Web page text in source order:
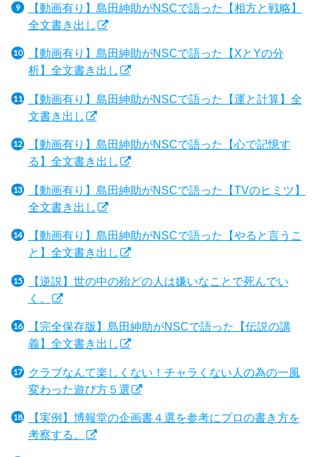
【動画有り】島田紳助がNSCで語った【相方と戦略】
全文書き出し
【動画有り】島田紳助がNSCで語った【XとYの分
析】全文書き出し
【動画有り】島田紳助がNSCで語った【運と計算】全
文書き出し
【動画有り】島田紳助がNSCで語った【心で記憶す
る】全文書き出し
【動画有り】島田紳助がNSCで語った【TVのヒミツ】
全文書き出し
【動画有り】島田紳助がNSCで語った【やると言うこ
と】全文書き出し
【逆説】世の中の殆どの人は嫌いなことで死んでい
く。
【完全保存版】島田紳助がNSCで語った【伝説の講
義】全文書き出し
クラブなんて楽しくない！チャラくない人の為の一風
変わった遊び方５選
【実例】博報堂の企画書４選を参考にプロの書き方を
考察する。